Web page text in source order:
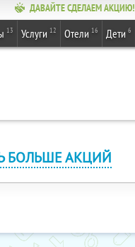
ДАВАЙТЕ СДЕЛАЕМ АКЦИЮ!
13 Услуги 12 Отели 16 Дети 6
БОЛЬШЕ АКЦИЙ